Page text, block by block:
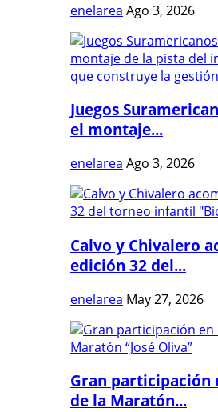
enelarea Ago 3, 2026
Juegos
el montaje...
enelarea Ago 3, 2026
Calvo y Chivalero
edición 32 del...
enelarea May 27, 2026
Gran participación
de la Maratón...